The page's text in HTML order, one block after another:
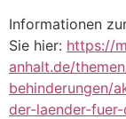
Informationen
Sie hier: https://
anhalt.de/
behinderungen/
der-laender-